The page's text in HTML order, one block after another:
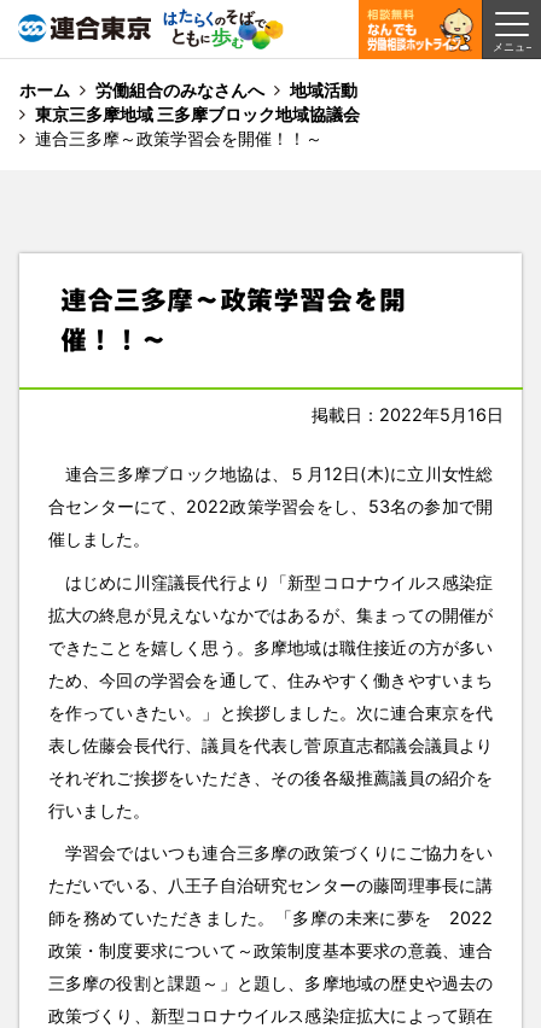
ホーム 労働組合のみなさんへ
地域活動
東京三多摩地域 三多摩ブロック地域協議会
連合三多摩～政策学習会を開催！！～
連合三多摩～政策学習会を開
催！！～
掲載日：2022年5月16日
連合三多摩ブロック地協は、５月12日(木)に立川女性総
合センターにて、2022政策学習会をし、53名の参加で開
催しました。
はじめに川窪議長代行より「新型コロナウイルス感染症
拡大の終息が見えないなかではあるが、集まっての開催が
できたことを嬉しく思う。多摩地域は職住接近の方が多い
ため、今回の学習会を通して、住みやすく働きやすいまち
を作っていきたい。」と挨拶しました。次に連合東京を代
表し佐藤会長代行、議員を代表し菅原直志都議会議員より
それぞれご挨拶をいただき、その後各級推薦議員の紹介を
行いました。
学習会ではいつも連合三多摩の政策づくりにご協力をい
ただいでいる、八王子自治研究センターの藤岡理事長に講
師を務めていただきました。「多摩の未来に夢を 2022
政策・制度要求について～政策制度基本要求の意義、連合
三多摩の役割と課題～」と題し、多摩地域の歴史や過去の
政策づくり、新型コロナウイルス感染症拡大によって顕在